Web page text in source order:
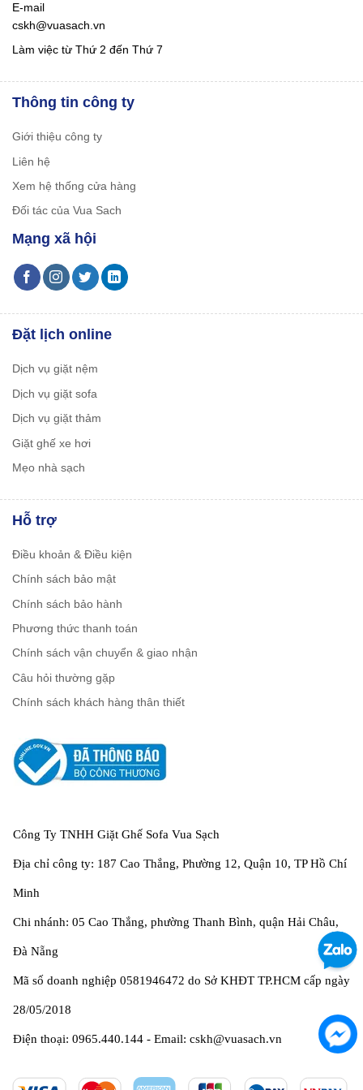
E-mail
cskh@vuasach.vn
Làm việc từ Thứ 2 đến Thứ 7
Thông tin công ty
Giới thiệu công ty
Liên hệ
Xem hệ thống cửa hàng
Đối tác của Vua Sach
Mạng xã hội
Đặt lịch online
Dịch vụ giặt nệm
Dịch vụ giặt sofa
Dịch vụ giặt thảm
Giặt ghế xe hơi
Mẹo nhà sạch
Hỗ trợ
Điều khoản & Điều kiện
Chính sách bảo mật
Chính sách bảo hành
Phương thức thanh toán
Chính sách vận chuyển & giao nhận
Câu hỏi thường gặp
Chính sách khách hàng thân thiết
Công Ty TNHH Giặt Ghế Sofa Vua Sạch
Địa chỉ công ty: 187 Cao Thắng, Phường 12, Quận 10, TP Hồ Chí
Minh
Chi nhánh: 05 Cao Thắng, phường Thanh Bình, quận Hải Châu,
Đà Nẵng
Mã số doanh nghiệp 0581946472 do Sở KHĐT TP.HCM cấp ngày
28/05/2018
Điện thoại: 0965.440.144 - Email: cskh@vuasach.vn